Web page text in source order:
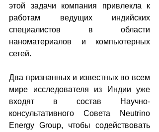
этой задачи компания привлекла к
работам ведущих индийских
специалистов в области
наноматериалов и компьютерных
сетей.
Два признанных и известных во всем
мире исследователя из Индии уже
входят в состав Научно-
консультативного Совета Neutrino
Energy Group, чтобы содействовать